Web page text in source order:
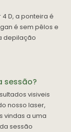
D, a ponteira é
é sem pêlos e
depilação
sessão?
visiveis
nosso laser,
vindas a uma
sessão